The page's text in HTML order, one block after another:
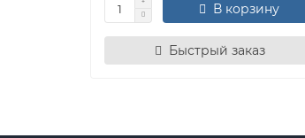
В корзину
Быстрый заказ